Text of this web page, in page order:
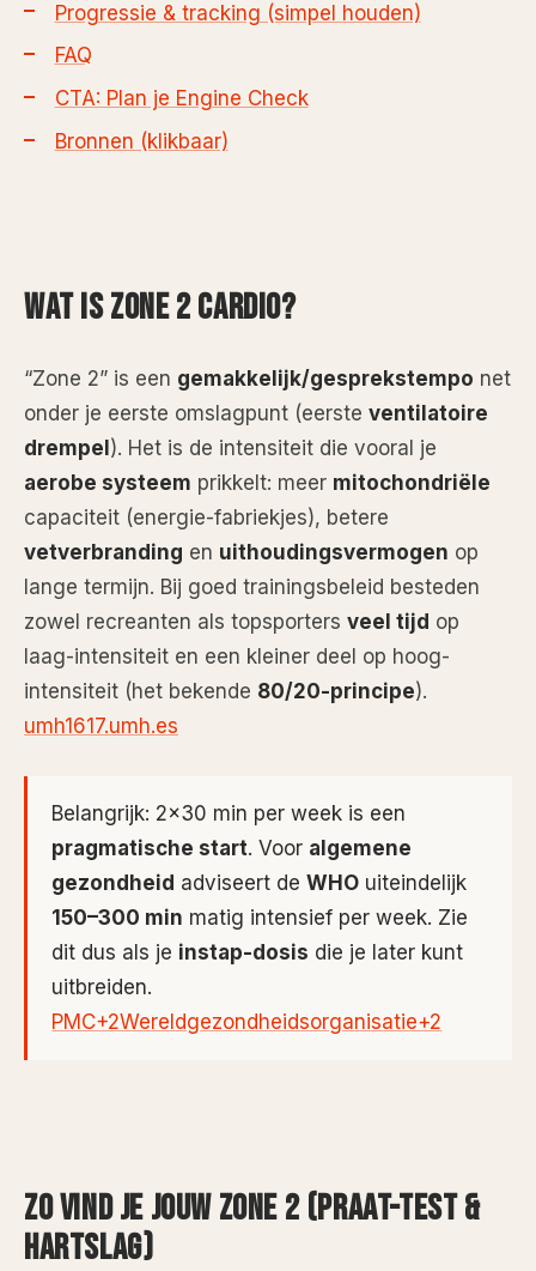
Progressie & tracking (simpel houden)
FAQ
CTA: Plan je Engine Check
Bronnen (klikbaar)
WAT IS ZONE 2 CARDIO?
“Zone 2” is een gemakkelijk/gesprekstempo net
onder je eerste omslagpunt (eerste ventilatoire
drempel). Het is de intensiteit die vooral je
aerobe systeem prikkelt: meer mitochondriële
capaciteit (energie-fabriekjes), betere
vetverbranding en uithoudingsvermogen op
lange termijn. Bij goed trainingsbeleid besteden
zowel recreanten als topsporters veel tijd op
laag-intensiteit en een kleiner deel op hoog-
intensiteit (het bekende 80/20-principe).
umh1617.umh.es
Belangrijk: 2×30 min per week is een
pragmatische start. Voor algemene
gezondheid adviseert deWHO uiteindelijk
150–300 min matig intensief per week. Zie
dit dus als je instap-dosis die je later kunt
uitbreiden.
PMC+2Wereldgezondheidsorganisatie+2
ZO VIND JE JOUW ZONE 2 (PRAAT-TEST &
HARTSLAG)